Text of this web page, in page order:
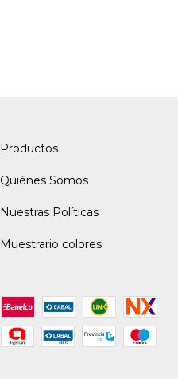
Productos
Quiénes Somos
Nuestras Políticas
Muestrario colores